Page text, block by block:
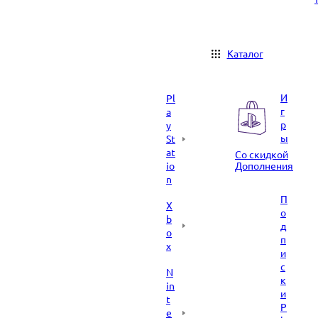
Каталог
Pl
a
y
St
at
io
n
X
b
o
x
N
in
t
e
И
г
р
ы
Со скидкой
Дополнения
П
о
д
п
и
с
к
и
P